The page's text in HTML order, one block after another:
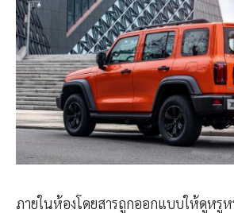
ภายในห้องโดยสารถูกออกแบบให้ดูหรูห